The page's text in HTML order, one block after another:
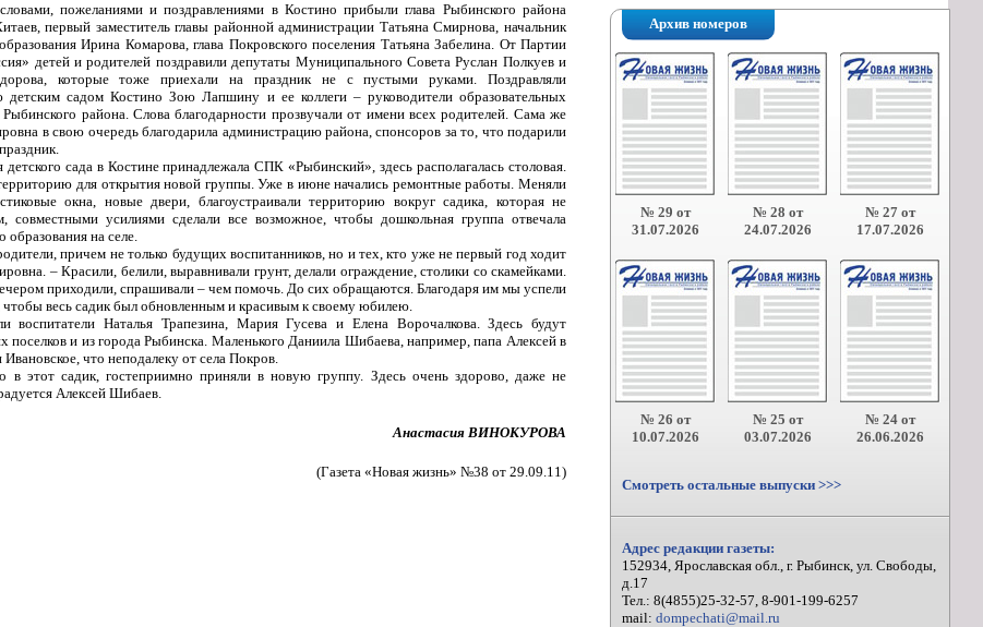
пожеланиями и поздравлениями в Костино прибыли глава Рыбинского района
первый заместитель главы районной администрации Татьяна Смирнова, начальник
Ирина Комарова, глава Покровского поселения Татьяна Забелина. От Партии
детей и родителей поздравили депутаты Муниципального Совета Руслан Полкуев и
которые тоже приехали на праздник не с пустыми руками. Поздравляли
детским садом Костино Зою Лапшину и ее коллеги – руководители образовательных
района. Слова благодарности прозвучали от имени всех родителей. Сама же
в свою очередь благодарила администрацию района, спонсоров за то, что подарили
детского сада в Костине принадлежала СПК «Рыбинский», здесь располагалась столовая.
для открытия новой группы. Уже в июне начались ремонтные работы. Меняли
окна, новые двери, благоустраивали территорию вокруг садика, которая не
совместными усилиями сделали все возможное, чтобы дошкольная группа отвечала
образования на селе.
причем не только будущих воспитанников, но и тех, кто уже не первый год ходит
– Красили, белили, выравнивали грунт, делали ограждение, столики со скамейками.
приходили, спрашивали – чем помочь. До сих обращаются. Благодаря им мы успели
весь садик был обновленным и красивым к своему юбилею.
воспитатели Наталья Трапезина, Мария Гусева и Елена Ворочалкова. Здесь будут
поселков и из города Рыбинска. Маленького Даниила Шибаева, например, папа Алексей в
что неподалеку от села Покров.
в этот садик, гостеприимно приняли в новую группу. Здесь очень здорово, даже не
Алексей Шибаев.
Анастасия ВИНОКУРОВА
(Газета «Новая жизнь» №38 от 29.09.11)
Архив номеров
№ 29 от
31.07.2026
№ 28 от
24.07.2026
№ 27 от
17.07.2026
№ 26 от
10.07.2026
№ 25 от
03.07.2026
№ 24 от
26.06.2026
Смотреть остальные выпуски >>>
Адрес редакции газеты:
152934, Ярославская обл., г. Рыбинск, ул. Свободы,
д.17
Тел.: 8(4855)25-32-57, 8-901-199-6257
mail: dompechati@mail.ru